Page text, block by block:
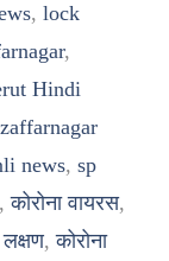
, lock
,
Hindi
news, sp
,कोरोना वायरस,
,कोरोना